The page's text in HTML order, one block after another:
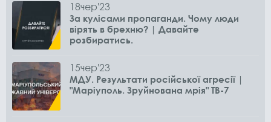
18чер'23
За кулісами пропаганди. Чому люди
вірять в брехню? | Давайте
розбиратись.
15чер'23
МДУ. Результати російської агресії |
"Маріуполь. Зруйнована мрія" ТВ-7